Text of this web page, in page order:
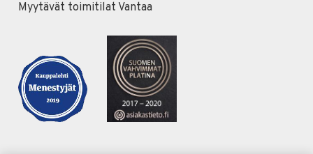
Myytävät toimitilat Vantaa